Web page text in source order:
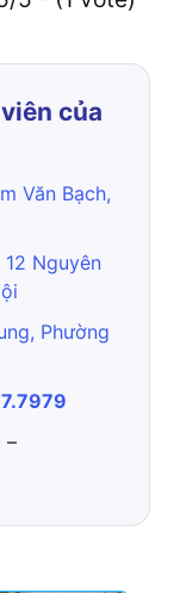
của
Văn Bạch,
Nguyên
Phường
–